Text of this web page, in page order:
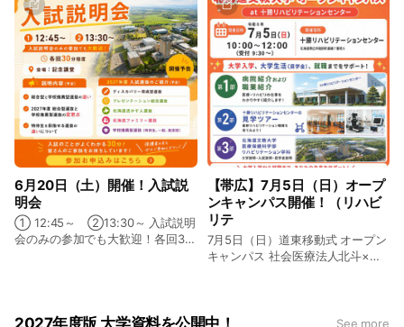
個別相談会 「プレゼンのコツを教
えます！」
6月20日（土）開催！入試説
明会
① 12:45～ ②13:30～ 入試説明
会のみの参加でも大歓迎！各回30
リー育成型選抜、プレゼンテーシ
【帯広】7月5日（日）オープ
ンキャンパス開催！（リハビ
リテ
7月5日（日）道東移動式 オープン
キャンパス 社会医療法人北斗×北
がある方、ぜひご参加ください！
2027年度版 大学資料を公開中！ See more